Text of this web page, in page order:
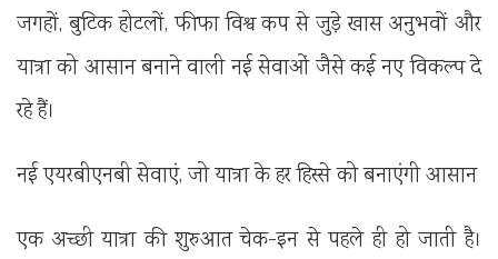
जगहों, बुटिक होटलों, फीफा विश्व कप से जुड़े खास अनुभवों और
यात्रा को आसान बनाने वाली नई सेवाओं जैसे कई नए विकल्प दे
रहे हैं।
नई एयरबीएनबी सेवाएं, जो यात्रा के हर हिस्से को बनाएंगी आसान
एक अच्छी यात्रा की शुरुआत चेक-इन से पहले ही हो जाती है।